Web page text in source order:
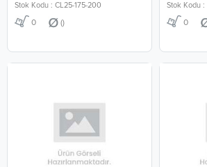
Stok Kodu : CL25-175-200
0 ()
Stok Kodu :
0